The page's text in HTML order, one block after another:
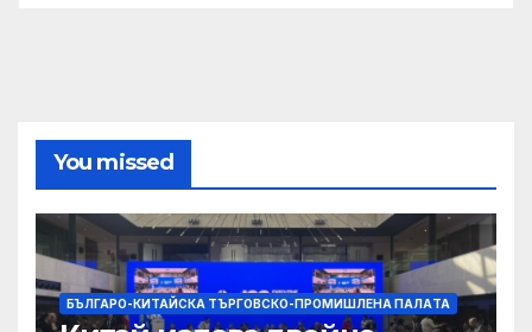
You missed
БЪЛГАРО-КИТАЙСКА ТЪРГОВСКО-ПРОМИШЛЕНА ПАЛAТА